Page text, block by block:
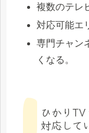
複数のテレ
対応可能エ
専門チャン
くなる。
ひかり
対応して